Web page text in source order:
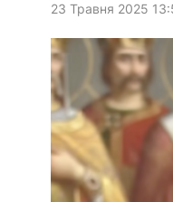
23 Травня 2025